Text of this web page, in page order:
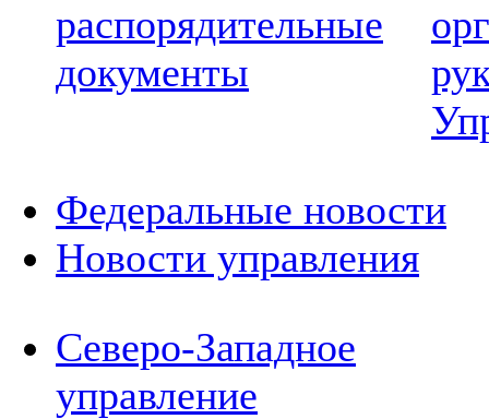
распорядительные
документы
Федеральные новости
Новости управления
Северо-Западное
управление